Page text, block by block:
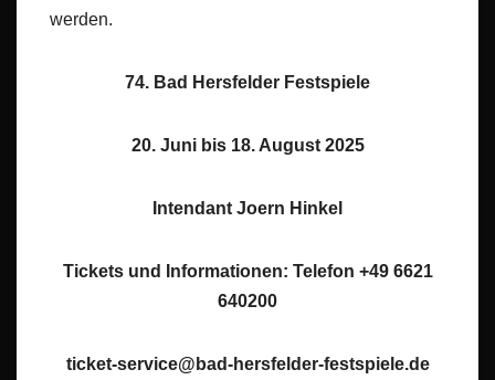
werden.
74. Bad Hersfelder Festspiele
20. Juni bis 18. August 2025
Intendant Joern Hinkel
Tickets und Informationen: Telefon +49 6621
640200
ticket-service@bad-hersfelder-festspiele.de